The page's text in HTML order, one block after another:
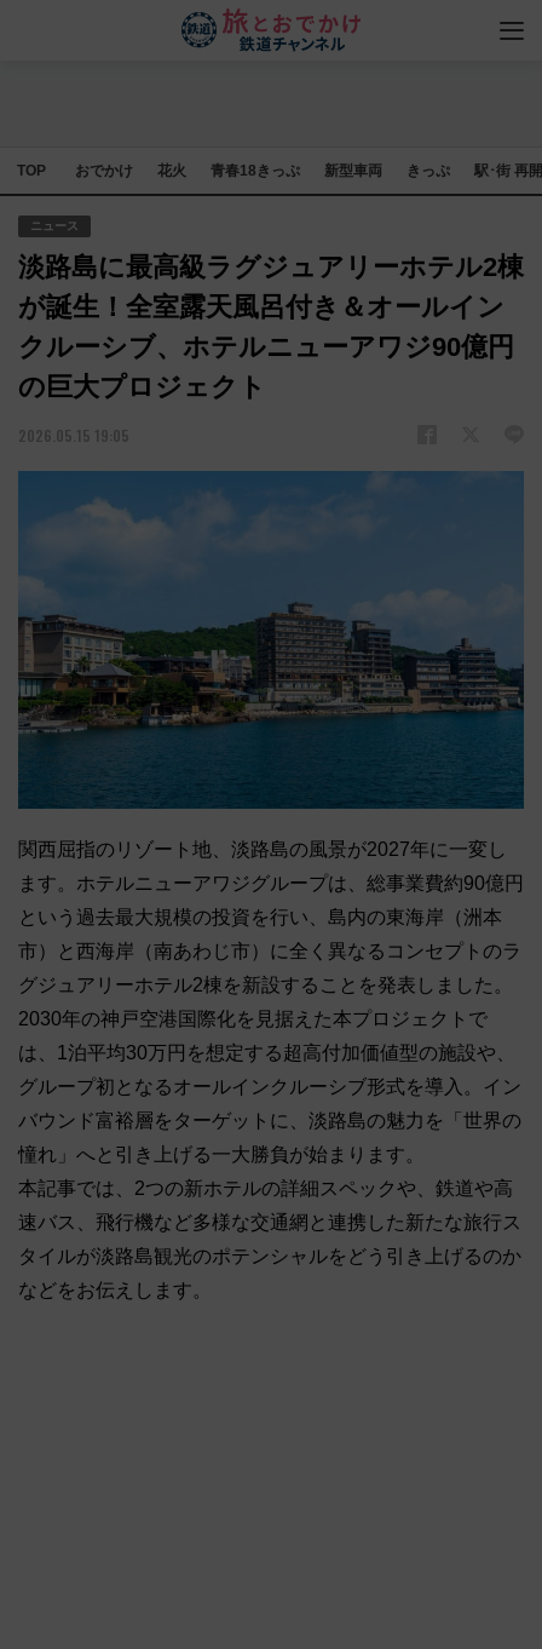
TOP おでかけ 花火 青春18きっぷ 新型車両 きっぷ 駅･街 再
ニュース
淡路島に最高級ラグジュアリーホテル2棟
が誕生！全室露天風呂付き＆オールイン
クルーシブ、ホテルニューアワジ90億円
の巨大プロジェクト
2026.05.15 19:05
関西屈指のリゾート地、淡路島の風景が2027年に一変し
ます。ホテルニューアワジグループは、総事業費約90億円
という過去最大規模の投資を行い、島内の東海岸（洲本
市）と西海岸（南あわじ市）に全く異なるコンセプトのラ
グジュアリーホテル2棟を新設することを発表しました。
2030年の神戸空港国際化を見据えた本プロジェクトで
は、1泊平均30万円を想定する超高付加価値型の施設や、
グループ初となるオールインクルーシブ形式を導入。イン
バウンド富裕層をターゲットに、淡路島の魅力を「世界の
憧れ」へと引き上げる一大勝負が始まります。
本記事では、2つの新ホテルの詳細スペックや、鉄道や高
速バス、飛行機など多様な交通網と連携した新たな旅行ス
タイルが淡路島観光のポテンシャルをどう引き上げるのか
などをお伝えします。